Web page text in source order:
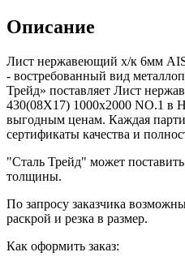
Описание
Лист нержавеющий х/к 6мм
- востребованный вид
Трейд» поставляет Лист
430(08X17) 1000х2000 NO.1 в
выгодным ценам. Каждая
сертификаты качества и
"Сталь Трейд" может
толщины.
По запросу заказчика
раскрой и резка в размер.
Как оформить заказ: